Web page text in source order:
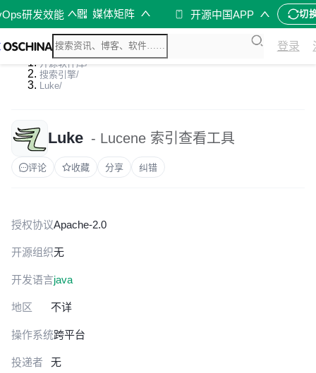
研发效能 媒体矩阵 开源中国APP 切
登录
开源软件库/
搜索引擎/
Luke/
Luke - Lucene 索引查看工具
评论 收藏 分享 纠错
授权协议Apache-2.0
开源组织无
开发语言java
地区 不详
操作系统跨平台
投递者 无